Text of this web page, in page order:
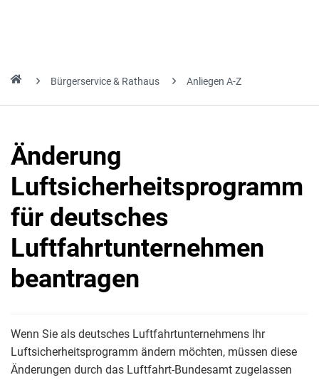
Bürgerservice & Rathaus Anliegen A-Z
Änderung
Luftsicherheitsprogramm
für deutsches
Luftfahrtunternehmen
beantragen
Wenn Sie als deutsches Luftfahrtunternehmens Ihr
Luftsicherheitsprogramm ändern möchten, müssen diese
Änderungen durch das Luftfahrt-Bundesamt zugelassen